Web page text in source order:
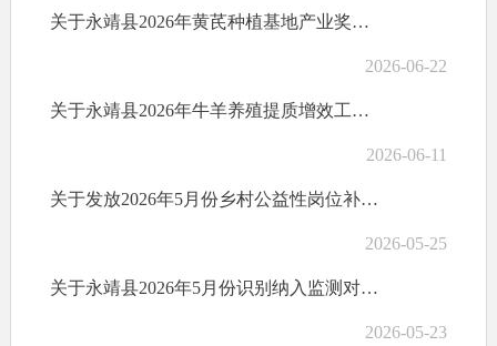
关于永靖县2026年黄芪种植基地产业奖补项目计划奖补花名的公示(第一批）
2026-06-22
关于永靖县2026年牛羊养殖提质增效工程补助资金计划的公示
2026-06-11
关于发放2026年5月份乡村公益性岗位补贴的公示
2026-05-25
关于永靖县2026年5月份识别纳入监测对象公告
2026-05-23